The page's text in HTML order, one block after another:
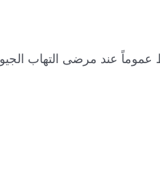
عموماً عند مرضى التهاب